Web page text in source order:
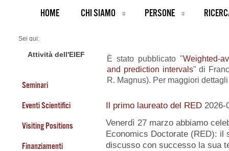
HOME CHI SIAMO PERSONE
Sei qui:
ARCHIVIO NOTIZIE
Attività dell'EIEF
Seminari
Eventi Scientifici
Visiting Positions
Finanziamenti
È stato pubblicato "Weighted-
and prediction intervals" di
R. Magnus). Per maggiori
Il primo laureato del RED 2026-
Venerdì 27 marzo abbiamo
Economics Doctorate (RED): il
discusso con successo la sua